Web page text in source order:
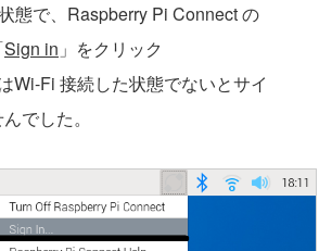
態で、Raspberry Pi Connect の
Sign in 」をクリック
Wi-Fi 接続した状態でないとサイ
でした。